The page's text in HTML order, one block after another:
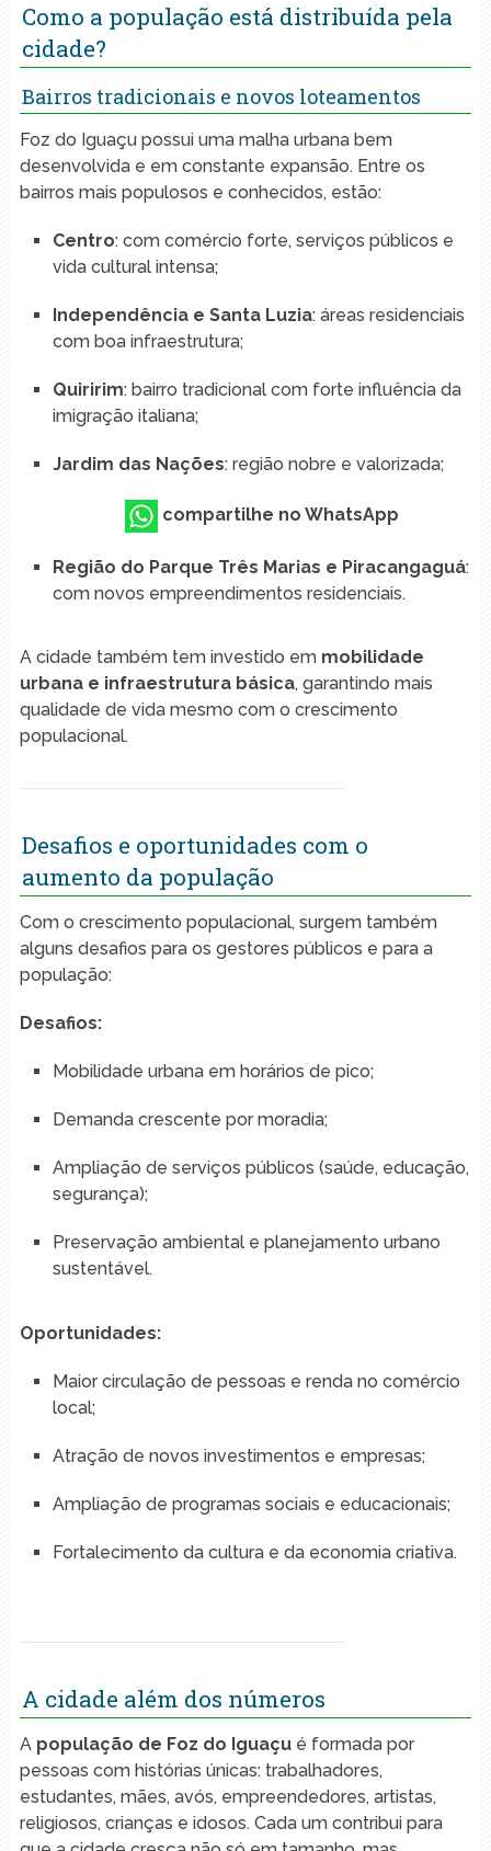
Como a população está distribuída pela
cidade?
Bairros tradicionais e novos loteamentos
Foz do Iguaçu possui uma malha urbana bem
desenvolvida e em constante expansão. Entre os
bairros mais populosos e conhecidos, estão:
Centro: com comércio forte, serviços públicos e
vida cultural intensa;
Independência e Santa Luzia: áreas residenciais
com boa infraestrutura;
Quiririm: bairro tradicional com forte influência da
imigração italiana;
Jardim das Nações: região nobre e valorizada;
compartilhe no WhatsApp
Região do Parque Três Marias e Piracangaguá:
com novos empreendimentos residenciais.
A cidade também tem investido em mobilidade
urbana e infraestrutura básica, garantindo mais
qualidade de vida mesmo com o crescimento
populacional.
Desafios e oportunidades com o
aumento da população
Com o crescimento populacional, surgem também
alguns desafios para os gestores públicos e para a
população:
Desafios:
Mobilidade urbana em horários de pico;
Demanda crescente por moradia;
Ampliação de serviços públicos (saúde, educação,
segurança);
Preservação ambiental e planejamento urbano
sustentável.
Oportunidades:
Maior circulação de pessoas e renda no comércio
local;
Atração de novos investimentos e empresas;
Ampliação de programas sociais e educacionais;
Fortalecimento da cultura e da economia criativa.
A cidade além dos números
A população de Foz do Iguaçué formada por
pessoas com histórias únicas: trabalhadores,
estudantes, mães, avós, empreendedores, artistas,
religiosos, crianças e idosos. Cada um contribui para